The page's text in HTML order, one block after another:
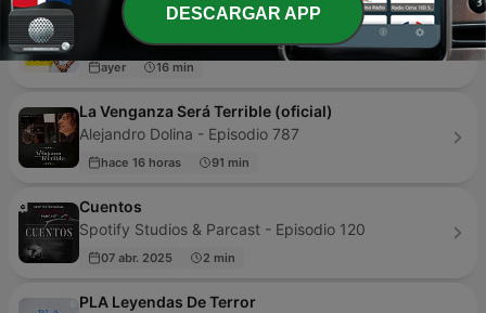
Todo Concostrina
SER Podcast - Episodio 600
ayer 16 min
La Venganza Será Terrible (oficial)
Alejandro Dolina - Episodio 787
hace 16 horas 91 min
Cuentos
Spotify Studios & Parcast - Episodio 120
07 abr. 2025 2 min
PLA Leyendas De Terror
DESCARGAR APP